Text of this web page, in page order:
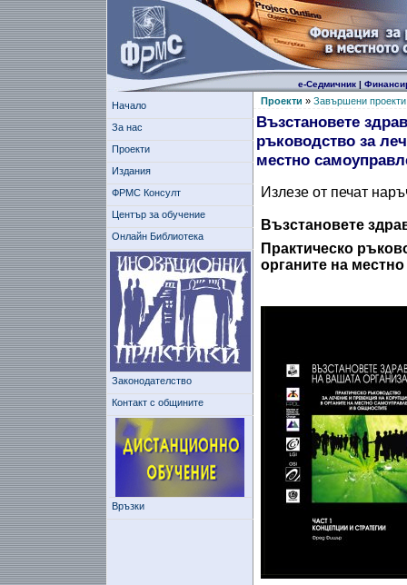
е-Седмичник|
Начало
За нас
Проекти
Издания
ФРМС Консулт
Център за обучение
Онлайн Библиотека
Законодателство
Контакт с общините
Връзки
Проекти » Завършени проекти
Възстановете
ръководство за
местно
Излезе от печат
Възстановете
Практическо
органите на